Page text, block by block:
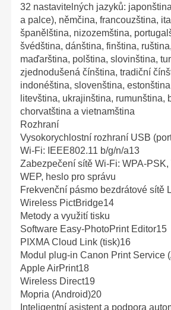
32 nastavitelných jazyků:
a palce), němčina, francouzština,
španělština, nizozemština,
švédština, dánština, finština,
maďarština, polština, slovinština,
zjednodušená čínština, tradiční
indonéština, slovenština,
litevština, ukrajinština, rumunština,
chorvatština a vietnamština
Rozhraní
Vysokorychlostní rozhraní USB
Wi-Fi: IEEE802.11 b/g/n/a13
Zabezpečení sítě Wi-Fi: WPA-PSK,
WEP, heslo pro správu
Frekvenční pásmo bezdrátové sítě
Wireless PictBridge14
Metody a využití tisku
Software Easy-PhotoPrint Editor15
PIXMA Cloud Link (tisk)16
Modul plug-in Canon Print Service
Apple AirPrint18
Wireless Direct19
Mopria (Android)20
Inteligentní asistent a podpora